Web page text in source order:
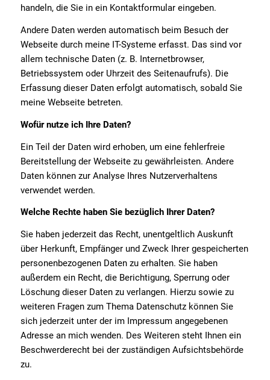
handeln, die Sie in ein Kontaktformular eingeben.
Andere Daten werden automatisch beim Besuch der
Webseite durch meine IT-Systeme erfasst. Das sind vor
allem technische Daten (z. B. Internetbrowser,
Betriebssystem oder Uhrzeit des Seitenaufrufs). Die
Erfassung dieser Daten erfolgt automatisch, sobald Sie
meine Webseite betreten.
Wofür nutze ich Ihre Daten?
Ein Teil der Daten wird erhoben, um eine fehlerfreie
Bereitstellung der Webseite zu gewährleisten. Andere
Daten können zur Analyse Ihres Nutzerverhaltens
verwendet werden.
Welche Rechte haben Sie bezüglich Ihrer Daten?
Sie haben jederzeit das Recht, unentgeltlich Auskunft
über Herkunft, Empfänger und Zweck Ihrer gespeicherten
personenbezogenen Daten zu erhalten. Sie haben
außerdem ein Recht, die Berichtigung, Sperrung oder
Löschung dieser Daten zu verlangen. Hierzu sowie zu
weiteren Fragen zum Thema Datenschutz können Sie
sich jederzeit unter der im Impressum angegebenen
Adresse an mich wenden. Des Weiteren steht Ihnen ein
Beschwerderecht bei der zuständigen Aufsichtsbehörde
zu.